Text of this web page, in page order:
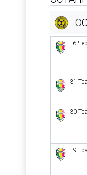
6
31
30
9